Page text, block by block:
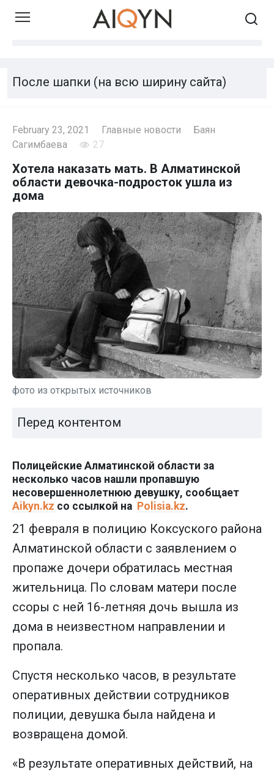
Skip
После шапки (на всю ширину сайта)
February 23, 2021 Главные новости
Баян
Сагимбаева
27
Хотела наказать мать. В Алматинской
области девочка-подросток ушла из
дома
фото из открытых источников
Перед контентом
Полицейские Алматинской области за
несколько часов нашли пропавшую
несовершеннолетнюю девушку, сообщает
Aikyn.kz со ссылкой на Polisia.kz.
21 февраля в полицию Коксуского района
Алматинской области с заявлением о
пропаже дочери обратилась местная
жительница. По словам матери после
ссоры с ней 16-летняя дочь вышла из
дома в неизвестном направлении и
пропала.
Спустя несколько часов, в результате
оперативных действии сотрудников
полиции, девушка была найдена и
возвращена домой.
«В результате оперативных действий, на